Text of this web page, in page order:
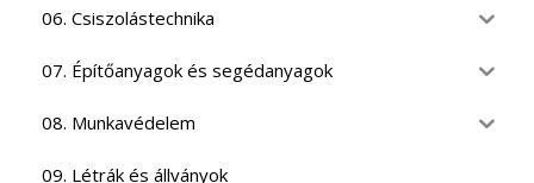
06. Csiszolástechnika
07. Építőanyagok és segédanyagok
08. Munkavédelem
09. Létrák és állványok